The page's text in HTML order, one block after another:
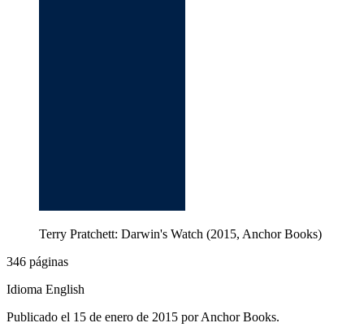
Terry Pratchett: Darwin's Watch (2015, Anchor Books)
346 páginas
Idioma English
Publicado el 15 de enero de 2015 por Anchor Books.